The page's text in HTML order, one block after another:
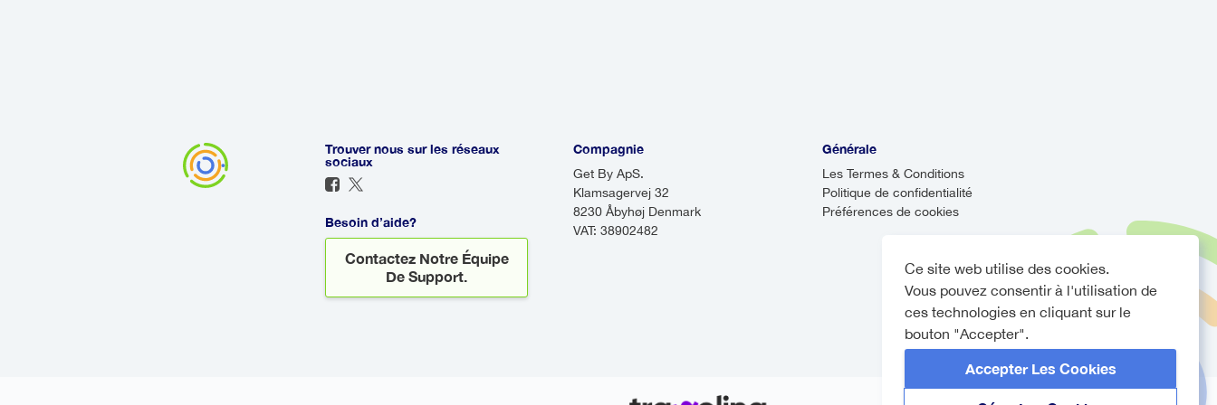
Ce site web utilise des cookies.
Vous pouvez consentir à l'utilisation de
ces technologies en cliquant sur le
bouton "Accepter".
Accepter Les Cookies
Trouver nous sur les réseaux
sociaux
Besoin d’aide?
Contactez Notre Équipe
De Support.
Compagnie
Get By ApS.
Klamsagervej 32
8230 Åbyhøj Denmark
VAT: 38902482
Générale
Les Termes & Conditions
Politique de confidentialité
Préférences de cookies